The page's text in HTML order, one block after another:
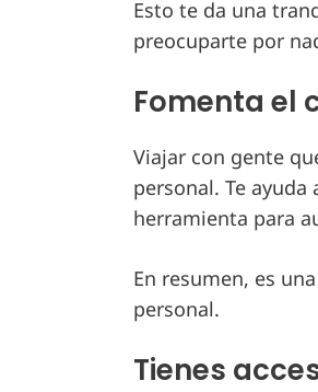
Esto te da una
preocuparte por
Fomenta el
Viajar con gente
personal. Te
herramienta para
En resumen, es
personal.
Tienes